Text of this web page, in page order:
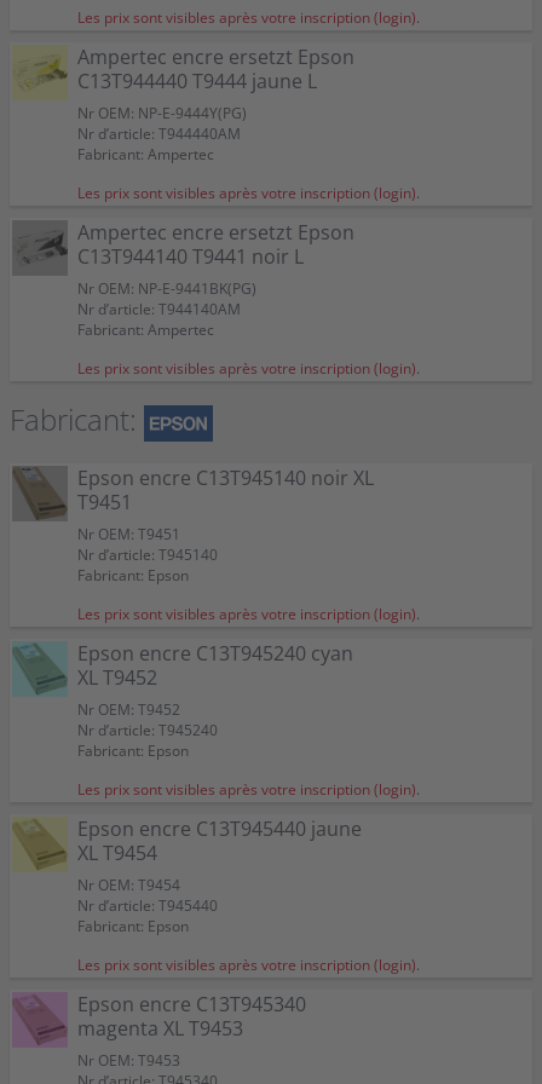
Les prix sont visibles après votre inscription (login).
Ampertec encre ersetzt Epson
C13T944440 T9444 jaune L
Nr OEM: NP-E-9444Y(PG)
Nr d’article: T944440AM
Fabricant: Ampertec
Les prix sont visibles après votre inscription (login).
Ampertec encre ersetzt Epson
C13T944140 T9441 noir L
Nr OEM: NP-E-9441BK(PG)
Nr d’article: T944140AM
Fabricant: Ampertec
Les prix sont visibles après votre inscription (login).
Fabricant:
Epson encre C13T945140 noir XL
T9451
Nr OEM: T9451
Nr d’article: T945140
Fabricant: Epson
Les prix sont visibles après votre inscription (login).
Epson encre C13T945240 cyan
XL T9452
Nr OEM: T9452
Nr d’article: T945240
Fabricant: Epson
Les prix sont visibles après votre inscription (login).
Epson encre C13T945440 jaune
XL T9454
Nr OEM: T9454
Nr d’article: T945440
Fabricant: Epson
Les prix sont visibles après votre inscription (login).
Epson encre C13T945340
magenta XL T9453
Nr OEM: T9453